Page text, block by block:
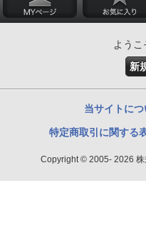
よう
新
当サイトにつ
特定商取引に関する
Copyright © 2005- 2026 株